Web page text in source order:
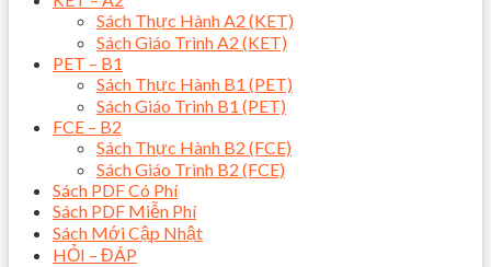
Sách Thực Hành A2 (KET)
Sách Giáo Trình A2 (KET)
PET – B1
Sách Thực Hành B1 (PET)
Sách Giáo Trình B1 (PET)
FCE – B2
Sách Thực Hành B2 (FCE)
Sách Giáo Trình B2 (FCE)
Sách PDF Có Phí
Sách PDF Miễn Phí
Sách Mới Cập Nhật
HỎI – ĐÁP